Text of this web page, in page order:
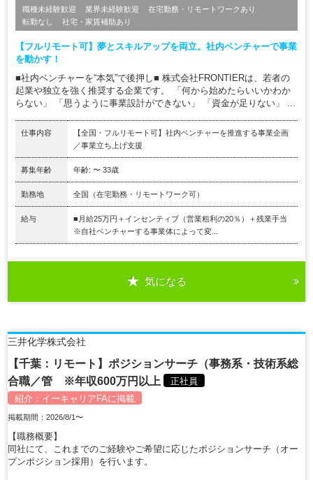
職種未経験歓迎 業界未経験歓迎
在宅勤務・リモートワークあり
転勤なし
社宅・家賃補助あり
【フルリモート可】夢とスキルアップを両立。社内ベンチャーで事業
を動かす！
■社内ベンチャーを“本気”で後押し■ 株式会社FRONTIERは、若者の
起業や独立を強く推奨する企業です。 「何から始めたらいいかわか
らない」 「思うように事業設計ができない」 「資金が足りない」 ...
仕事内容
【全国・フルリモート可】社内ベンチャーを推進する事業企画
／事業立ち上げ支援
募集年齢 年齢: 〜 33歳
勤務地 全国（在宅勤務・リモートワーク可）
給与
■月給25万円＋インセンティブ（営業粗利の20％）＋残業手当
※自社ベンチャーする事業体によって変...
気になる
三井化学株式会社
【千葉：リモート】ポジションサーチ（事務系・技術系総
合職／管 ※年収600万円以上
正社員
紹介： イーキャリアFAに掲載
掲載期間：2026/8/1〜
【職務概要】
同社にて、これまでのご経験やご希望に応じたポジションサーチ（オー
プンポジション採用）を行います。